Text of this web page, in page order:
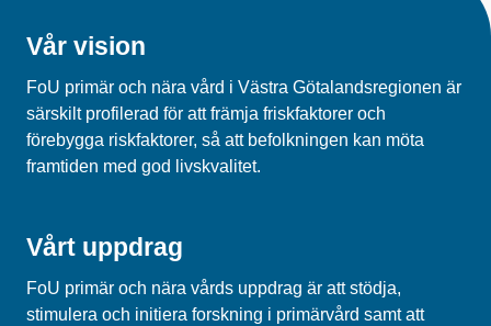
Vår vision
FoU primär och nära vård i Västra Götalandsregionen är
särskilt profilerad för att främja friskfaktorer och
förebygga riskfaktorer, så att befolkningen kan möta
framtiden med god livskvalitet.
Vårt uppdrag
FoU primär och nära vårds uppdrag är att stödja,
stimulera och initiera forskning i primärvård samt att